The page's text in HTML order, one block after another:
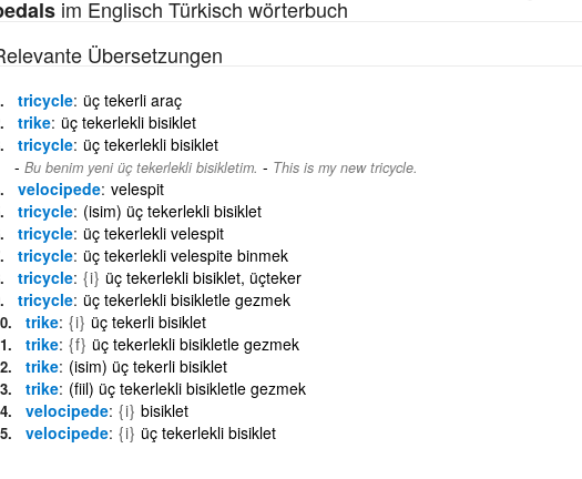
im Englisch Türkisch wörterbuch
Übersetzungen
tricycle üç tekerli araç
trike üç tekerlekli bisiklet
tricycle üç tekerlekli bisiklet
Bu benim yeni üç tekerlekli bisikletim. - This is my new tricycle.
velocipede velespit
tricycle (isim) üç tekerlekli bisiklet
tricycle üç tekerlekli velespit
tricycle üç tekerlekli velespite binmek
tricycle {i} üç tekerlekli bisiklet, üçteker
tricycle üç tekerlekli bisikletle gezmek
trike {i} üç tekerli bisiklet
trike {f} üç tekerlekli bisikletle gezmek
trike (isim) üç tekerli bisiklet
trike (fiil) üç tekerlekli bisikletle gezmek
velocipede {i} bisiklet
velocipede {i} üç tekerlekli bisiklet